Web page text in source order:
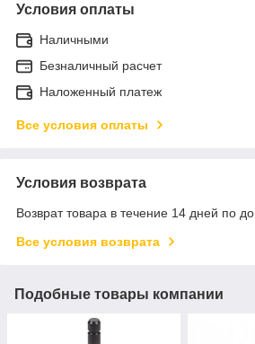
Условия оплаты
Наличными
Безналичный расчет
Наложенный платеж
Все условия оплаты
Условия возврата
Возврат товара в течение 14 дней по
Все условия возврата
Подобные товары компании